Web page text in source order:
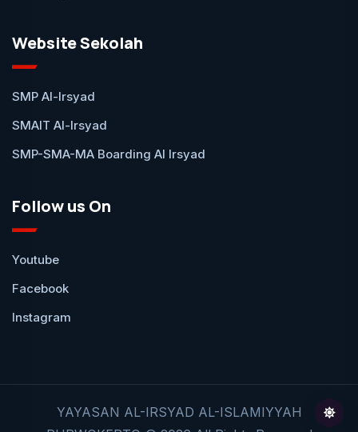
Website Sekolah
SMP Al-Irsyad
SMAIT Al-Irsyad
SMP-SMA-MA Boarding Al Irsyad
Follow us On
Youtube
Facebook
Instagram
YAYASAN AL-IRSYAD AL-ISLAMIYYAH